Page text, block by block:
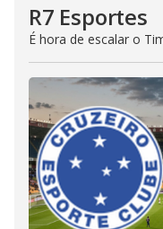
R7 Esportes
É hora de escalar o